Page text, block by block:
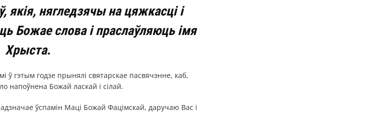
якія, нягледзячы на цяжкасці і
Божае слова і праслаўляюць імя
Хрыста.
ў гэтым годзе прынялі святарскае пасвячэнне, каб,
напоўнена Божай ласкай і сілай.
ўспамін Маці Божай Фацімскай, даручаю Вас і